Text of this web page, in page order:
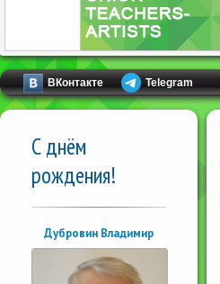
ВКонтакте Telegram
С днём
рождения!
Дубровин Владимир